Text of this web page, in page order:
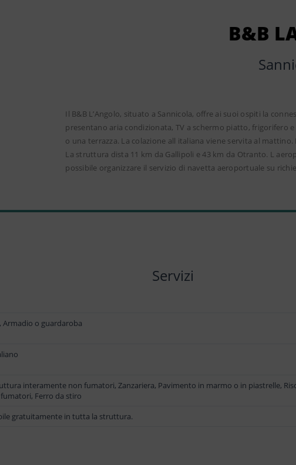
B&B
Il B&B L’Angolo, situato a Sannicola, offre ai suoi ospiti la
presentano aria condizionata, TV a schermo piatto, frigorifero
o una terrazza. La colazione all italiana viene servita al
La struttura dista 11 km da Gallipoli e 43 km da Otranto. L
possibile organizzare il servizio di navetta aeroportuale su
Servizi
Armadio o guardaroba
interamente non fumatori, Zanzariera, Pavimento in marmo o in piastrelle,
Ferro da stiro
gratuitamente in tutta la struttura.